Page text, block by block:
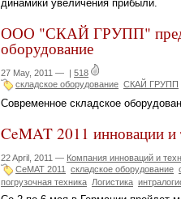
динамики увеличения прибыли.
ООО "СКАЙ ГРУПП"
оборудование
27 May, 2011 — | 518
складское оборудование СКАЙ ГРУПП
Современное складское
CeMAT 2011 инновации и
22 April, 2011 — Компания инноваций и
CeMAT 2011
складское оборудование
погрузочная техника Логистика